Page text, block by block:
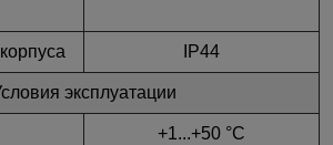
IP44
эксплуатации
+1...+50 °С